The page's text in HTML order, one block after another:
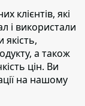
клієнтів, які
і використали
якість,
а також
цін. Ви
на нашому